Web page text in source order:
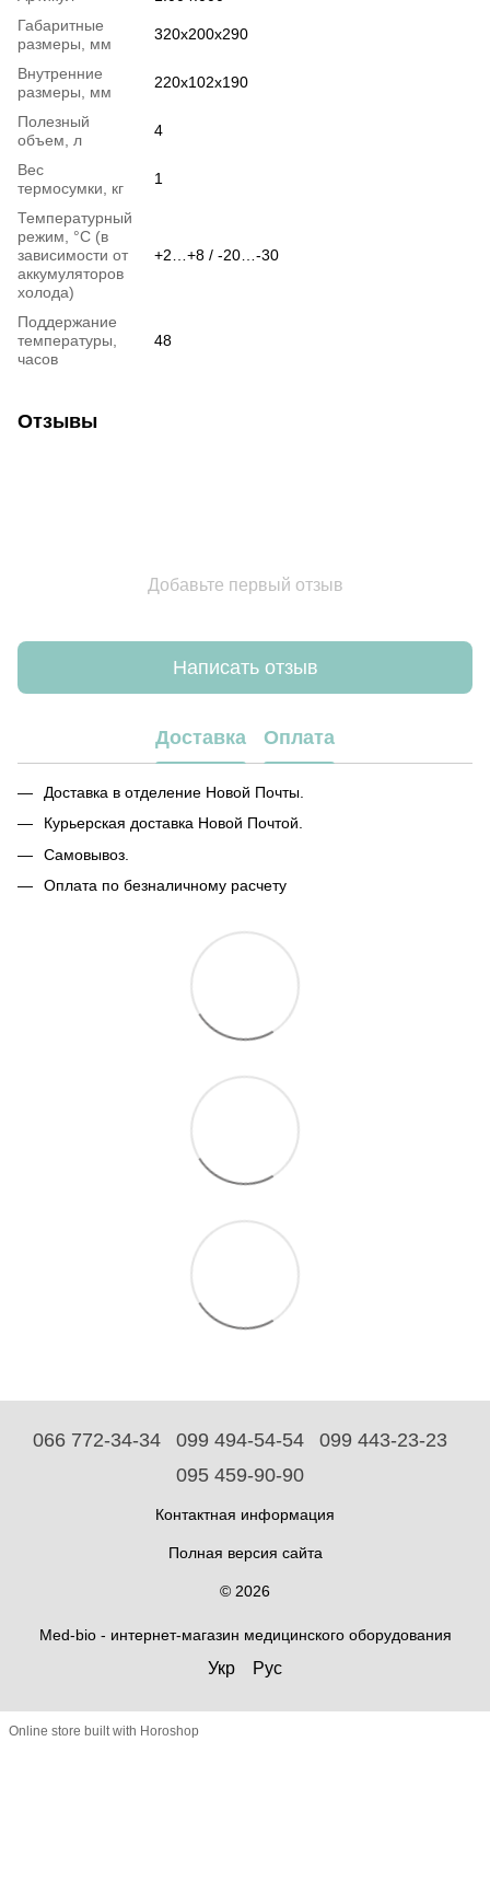
Габаритные
размеры, мм
320х200х290
Внутренние
размеры, мм
220х102х190
Полезный
объем, л
4
Вес
термосумки, кг
1
Температурный
режим, °С (в
зависимости от
аккумуляторов
холода)
+2…+8 / -20…-30
Поддержание
температуры,
часов
48
Отзывы
Добавьте первый отзыв
Написать отзыв
Доставка Оплата
Доставка в отделение Новой Почты.
Курьерская доставка Новой Почтой.
Самовывоз.
Оплата по безналичному расчету
066 772-34-34 099 494-54-54
099 443-23-23
095 459-90-90
Контактная информация
Полная версия сайта
© 2026
Med-bio - интернет-магазин медицинского оборудования
Укр Рус
Online store built with Horoshop